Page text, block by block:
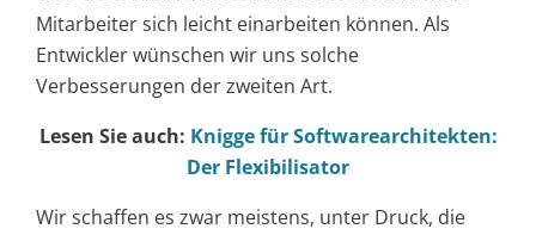
Mitarbeiter sich leicht einarbeiten können. Als
Entwickler wünschen wir uns solche
Verbesserungen der zweiten Art.
Lesen Sie auch: Knigge für Softwarearchitekten:
Der Flexibilisator
Wir schaffen es zwar meistens, unter Druck, die